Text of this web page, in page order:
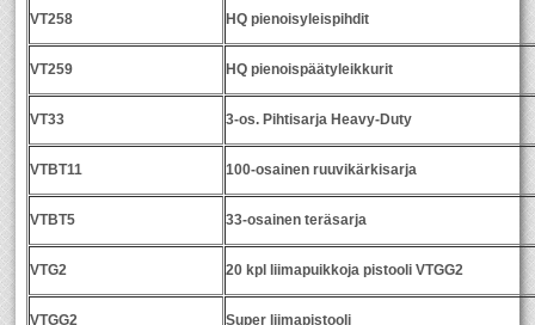
VT258 HQ pienoisyleispihdit
VT259 HQ pienoispäätyleikkurit
VT33 3-os. Pihtisarja Heavy-Duty
VTBT11 100-osainen ruuvikärkisarja
VTBT5 33-osainen teräsarja
VTG2 20 kpl liimapuikkoja pistooli VTGG2
VTGG2 Super liimapistooli